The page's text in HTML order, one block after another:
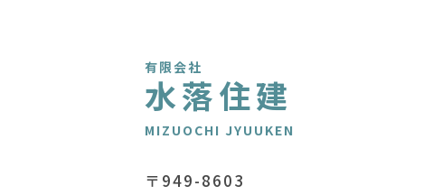
有限会社
水落住建
MIZUOCHI JYUUKEN
〒949-8603